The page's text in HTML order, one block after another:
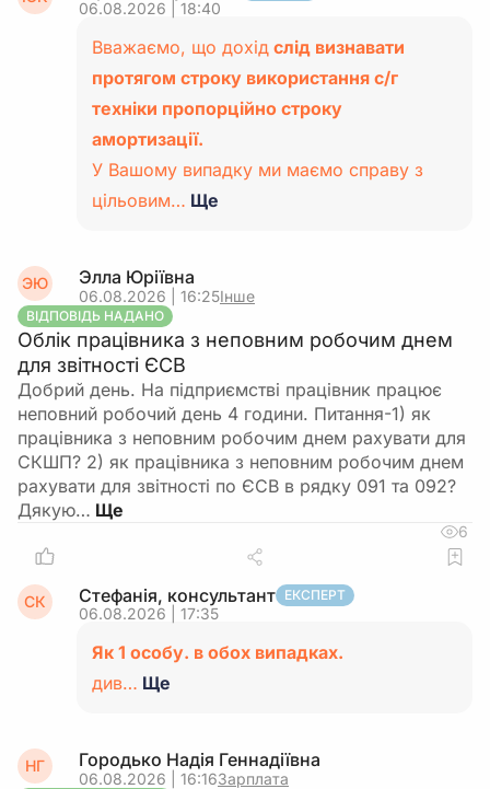
06.08.2026 | 18:40
Вважаємо, що дохід слід визнавати
протягом строку використання с/г
техніки пропорційно строку
амортизації.
У Вашому випадку ми маємо справу з
цільовим… Ще
ЭЮ Элла Юріївна
06.08.2026 | 16:25Інше
ВІДПОВІДЬ НАДАНО
Облік працівника з неповним робочим днем
для звітності ЄСВ
Добрий день. На підприємстві працівник працює
неповний робочий день 4 години. Питання-1) як
працівника з неповним робочим днем рахувати для
СКШП? 2) як працівника з неповним робочим днем
рахувати для звітності по ЄСВ в рядку 091 та 092?
Дякую…
6
СК Стефанія, консультант ЕКСПЕРТ
06.08.2026 | 17:35
Як 1 особу. в обох випадках.
див… Ще
НГ Городько Надія Геннадіївна
06.08.2026 | 16:16Зарплата